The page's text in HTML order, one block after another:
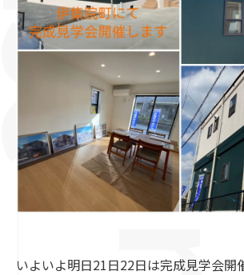
いよいよ明日21日22日は完成見学会開